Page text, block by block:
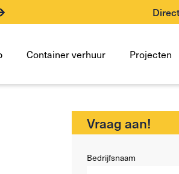
Container verhuur Projecten
Vraag aan!
Bedrijfsnaam